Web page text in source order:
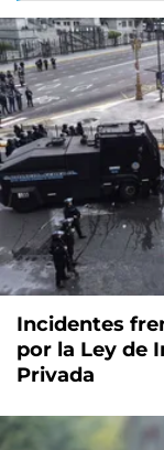
Incidentes
por la Ley de
Privada